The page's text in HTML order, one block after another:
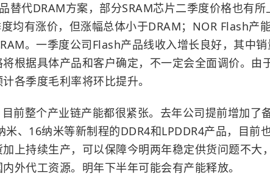
替代DRAM方案，部分SRAM芯片二季度价格也有所
均有涨价，但涨幅总体小于DRAM；NOR Flash产
。一季度公司Flash产品线收入增长良好，其中销
根据具体产品和客户确定，不一定会全面调价。由
各季度毛利率将环比提升。
前整个产业链产能都很紧张。去年公司提前增加了
、16纳米等新制程的DDR4和LPDDR4产品，目前
上持续生产，可以保障今明两年稳定供货问题不大，
外代工资源。明年下半年可能会有产能释放。